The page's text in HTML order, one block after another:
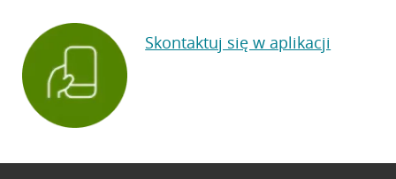
Skontaktuj się w aplikacji